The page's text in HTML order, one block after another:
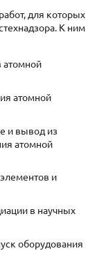
для которых
К ним
атомной
атомной
и вывод из
атомной
и
в научных
оборудования